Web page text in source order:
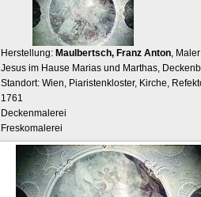
Herstellung: Maulbertsch, Franz Anton, Maler
Jesus im Hause Marias und Marthas,
Standort: Wien, Piaristenkloster, Kirche,
1761
Deckenmalerei
Freskomalerei